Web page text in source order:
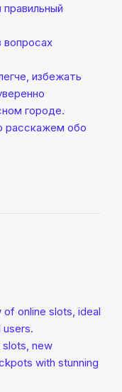
избежать
городе.
расскажем обо
online slots, ideal
slots, new
with stunning